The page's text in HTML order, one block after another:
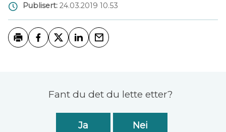
Publisert 24.03.2019 10.53
Fant du det du lette etter?
Ja Nei